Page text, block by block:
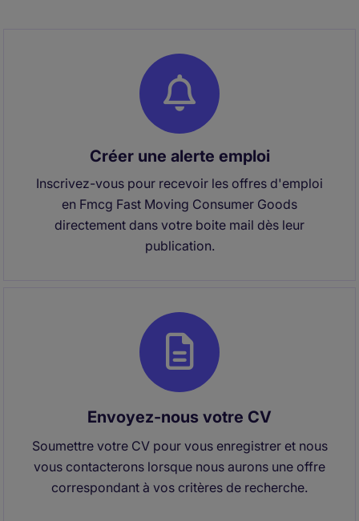
Créer une alerte emploi
Inscrivez-vous pour recevoir les offres d'emploi
en Fmcg Fast Moving Consumer Goods
directement dans votre boite mail dès leur
publication.
Envoyez-nous votre CV
Soumettre votre CV pour vous enregistrer et nous
vous contacterons lorsque nous aurons une offre
correspondant à vos critères de recherche.